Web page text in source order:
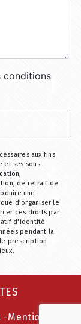
le
conditions
aux fins
et ses sous-
de retrait de
une
d’organiser le
ces droits par
d'identité
pendant la
prescription
-Mentions